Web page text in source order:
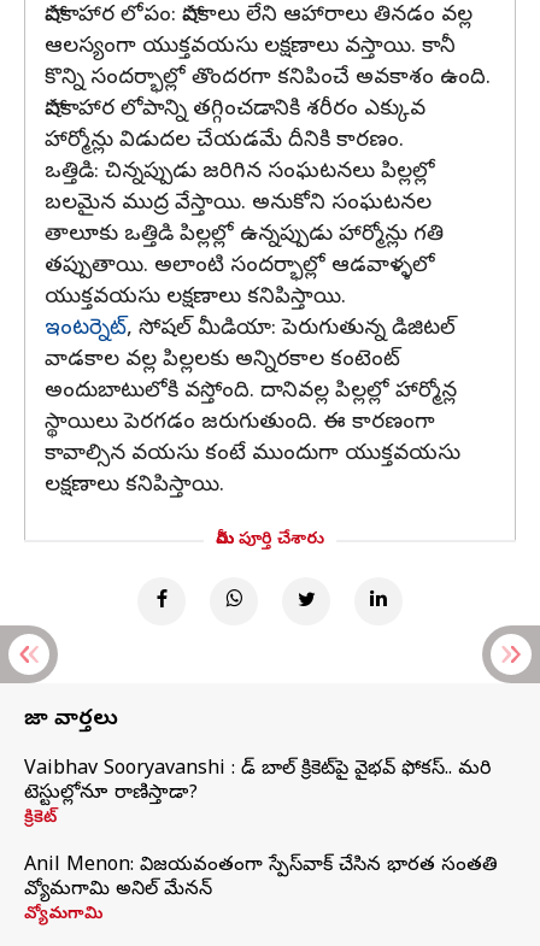
పోషకాహార లోపం: పోషకాలు లేని ఆహారాలు తినడం వల్ల
ఆలస్యంగా యుక్తవయసు లక్షణాలు వస్తాయి. కానీ
కొన్ని సందర్భాల్లో తొందరగా కనిపించే అవకాశం ఉంది.
పోషకాహార లోపాన్ని తగ్గించడానికి శరీరం ఎక్కువ
హార్మోన్లు విడుదల చేయడమే దీనికి కారణం.
ఒత్తిడి: చిన్నప్పుడు జరిగిన సంఘటనలు పిల్లల్లో
బలమైన ముద్ర వేస్తాయి. అనుకోని సంఘటనల
తాలూకు ఒత్తిడి పిల్లల్లో ఉన్నప్పుడు హార్మోన్లు గతి
తప్పుతాయి. అలాంటి సందర్భాల్లో ఆడవాళ్ళలో
యుక్తవయసు లక్షణాలు కనిపిస్తాయి.
ఇంటర్నెట్, సోషల్ మీడియా: పెరుగుతున్న డిజిటల్
వాడకాల వల్ల పిల్లలకు అన్నిరకాల కంటెంట్
అందుబాటులోకి వస్తోంది. దానివల్ల పిల్లల్లో హార్మోన్ల
స్థాయిలు పెరగడం జరుగుతుంది. ఈ కారణంగా
కావాల్సిన వయసు కంటే ముందుగా యుక్తవయసు
లక్షణాలు కనిపిస్తాయి.
మీరు పూర్తి చేశారు
తాజా వార్తలు
Vaibhav Sooryavanshi : రెడ్ బాల్ క్రికెట్‌పై వైభవ్ ఫోకస్.. మరి
టెస్టుల్లోనూ రాణిస్తాడా?
క్రికెట్
Anil Menon: విజయవంతంగా స్పేస్‌వాక్‌ చేసిన భారత సంతతి
వ్యోమగామి అనిల్‌ మేనన్
వ్యోమగామి